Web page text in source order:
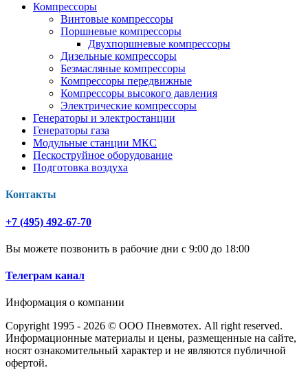
Компрессоры
Винтовые компрессоры
Поршневые компрессоры
Двухпоршневые компрессоры
Дизельные компрессоры
Безмасляные компрессоры
Компрессоры передвижные
Компрессоры высокого давления
Электрические компрессоры
Генераторы и электростанции
Генераторы газа
Модульные станции МКС
Пескоструйное оборудование
Подготовка воздуха
Контакты
+7 (495) 492-67-70
Вы можете позвонить в рабочие дни с 9:00 до 18:00
Телеграм канал
Информация о компании
Copyright 1995 - 2026 © ООО Пневмотех. All right reserved.
Информационные материалы и цены, размещенные на сайте,
носят ознакомительный характер и не являются публичной
офертой.